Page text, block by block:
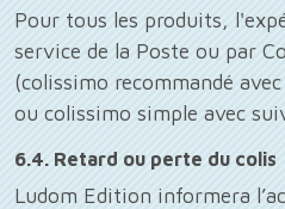
Pour tous les produits,
service de la Poste ou par
(colissimo recommandé
ou colissimo simple avec
6.4. Retard ou perte du colis
Ludom Edition informera